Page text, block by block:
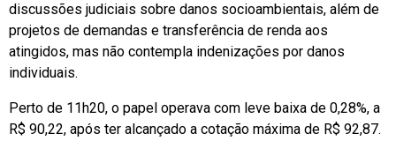
discussões judiciais sobre danos socioambientais, além de
projetos de demandas e transferência de renda aos
atingidos, mas não contempla indenizações por danos
individuais.
Perto de 11h20, o papel operava com leve baixa de 0,28%, a
R$ 90,22, após ter alcançado a cotação máxima de R$ 92,87.